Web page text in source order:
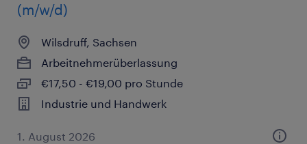
(m/w/d)
Wilsdruff, Sachsen
Arbeitnehmerüberlassung
€17,50 - €19,00 pro Stunde
Industrie und Handwerk
1. August 2026